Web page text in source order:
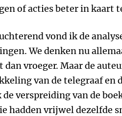
of acties beter in kaart
vond ik de
We denken nu
dan vroeger. Maar de
van de telegraaf en
de verspreiding van de
hadden vrijwel dezelfde